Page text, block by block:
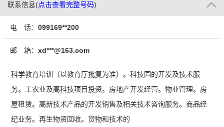
联系信息(点击查看完整号码)
电 话： 099169**200
邮 箱： xd***@163.com
科学教育培训（以教育厅批复为准）。科技园的开发及技术服
务。工农业及高科技项目投资。房地产开发经营。物业管理。房
屋租赁。高新技术产品的开发销售及相关技术咨询服务。商品经
纪业务。再生物资回收。货物和技术的